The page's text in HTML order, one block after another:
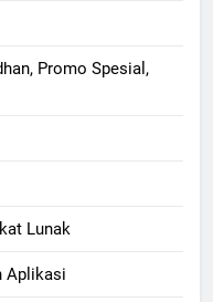
Promo Spesial,
Lunak
Aplikasi